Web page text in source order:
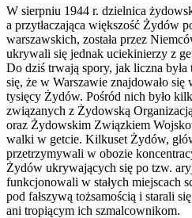
W sierpniu 1944 r. dzielnica
a przytłaczająca większość Żydów
warszawskich, została przez
ukrywali się jednak uciekinierzy z
Do dziś trwają spory, jak liczna
się, że w Warszawie znajdowało
tysięcy Żydów. Pośród nich było
związanych z Żydowską
oraz Żydowskim Związkiem
walki w getcie. Kilkuset Żydów,
przetrzymywali w obozie
Żydów ukrywających się po tzw.
funkcjonowali w stałych miejscach
pod fałszywą tożsamością i starali
ani tropiącym ich szmalcownikom.